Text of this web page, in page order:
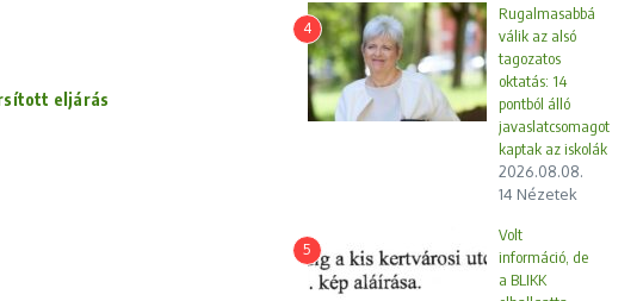
eljárás
4
Rugalmasabbá
válik az alsó
tagozatos
oktatás: 14
pontból álló
javaslatcsomagot
kaptak az iskolák
2026.08.08.
14 Nézetek
5
Volt
információ, de
a BLIKK